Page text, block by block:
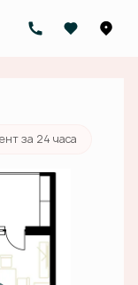
20 279 917 руб.
за 24 часа